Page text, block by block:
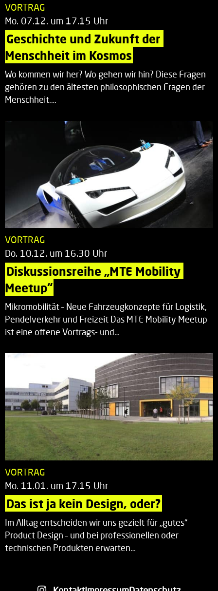
VORTRAG
Mo. 07.12. um 17.15 Uhr
Geschichte und Zukunft der
Menschheit im Kosmos
Wo kommen wir her? Wo gehen wir hin? Diese Fragen
gehören zu den ältesten philosophischen Fragen der
Menschheit.…
VORTRAG
Do. 10.12. um 16.30 Uhr
Diskussionsreihe „MTE Mobility
Meetup“
Mikromobilität – Neue Fahrzeugkonzepte für Logistik,
Pendelverkehr und Freizeit Das MTE Mobility Meetup
ist eine offene Vortrags- und…
VORTRAG
Mo. 11.01. um 17.15 Uhr
Das ist ja kein Design, oder?
Im Alltag entscheiden wir uns gezielt für „gutes“
Product Design – und bei professionellen oder
technischen Produkten erwarten…